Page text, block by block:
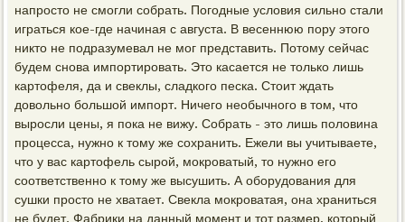
напросто не смогли собрать. Погодные условия сильно стали
играться кое-где начиная с августа. В весеннюю пору этого
никто не подразумевал не мог представить. Потому сейчас
будем снова импортировать. Это касается не только лишь
картофеля, да и свеклы, сладкого песка. Стоит ждать
довольно большой импорт. Ничего необычного в том, что
выросли цены, я пока не вижу. Собрать - это лишь половина
процесса, нужно к тому же сохранить. Ежели вы учитываете,
что у вас картофель сырой, мокроватый, то нужно его
соответственно к тому же высушить. А оборудования для
сушки просто не хватает. Свекла мокроватая, она храниться
не будет. Фабрики на данный момент и тот размер, который